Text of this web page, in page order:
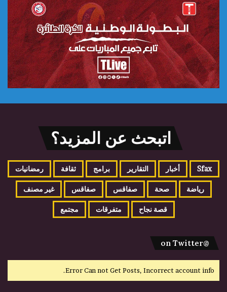
اتبحث عن المزيد؟
Sfax أخبار التقارير برامج ثقافة رمضانيات
رياضة صحة صفاقس صفاقس غير مصنف
قصة نجاح متفرقات مجتمع
@on Twitter
Error Can not Get Posts, Incorrect account info.